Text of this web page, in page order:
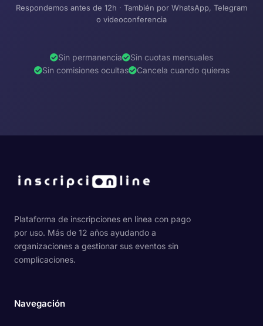
Respondemos antes de 12h · También por WhatsApp, Telegram
o videoconferencia
Sin permanencia
Sin cuotas mensuales
Sin comisiones ocultas
Cancela cuando quieras
Plataforma de inscripciones en línea con pago
por uso. Más de 12 años ayudando a
organizaciones a gestionar sus eventos sin
complicaciones.
Navegación